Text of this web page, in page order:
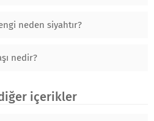
neden siyahtır?
nedir?
içerikler